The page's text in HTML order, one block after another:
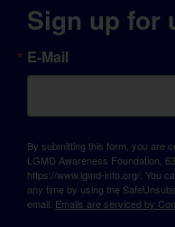
Sign up for
E-Mail
By submitting this form, you are
LGMD Awareness Foundation,
https://www.lgmd-info.org/. You
any time by using the
email. Emails are serviced by